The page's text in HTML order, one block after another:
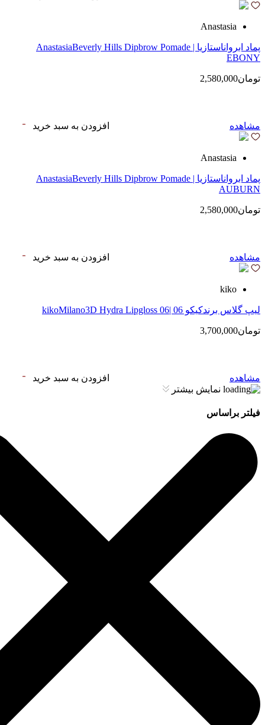
Anastasia
پماد ابرواناستازیا | AnastasiaBeverly Hills Dipbrow Pomade
EBONY
تومان2,580,000
مشاهده افزودن به سبد خرید
Anastasia
پماد ابرواناستازیا | AnastasiaBeverly Hills Dipbrow Pomade
AUBURN
تومان2,580,000
مشاهده افزودن به سبد خرید
kiko
لیپ گلاس‌ برندکیکو 06 |kikoMilano3D Hydra Lipgloss 06
تومان3,700,000
مشاهده
افزودن به سبد خرید
نمایش بیشتر
فیلتر براساس